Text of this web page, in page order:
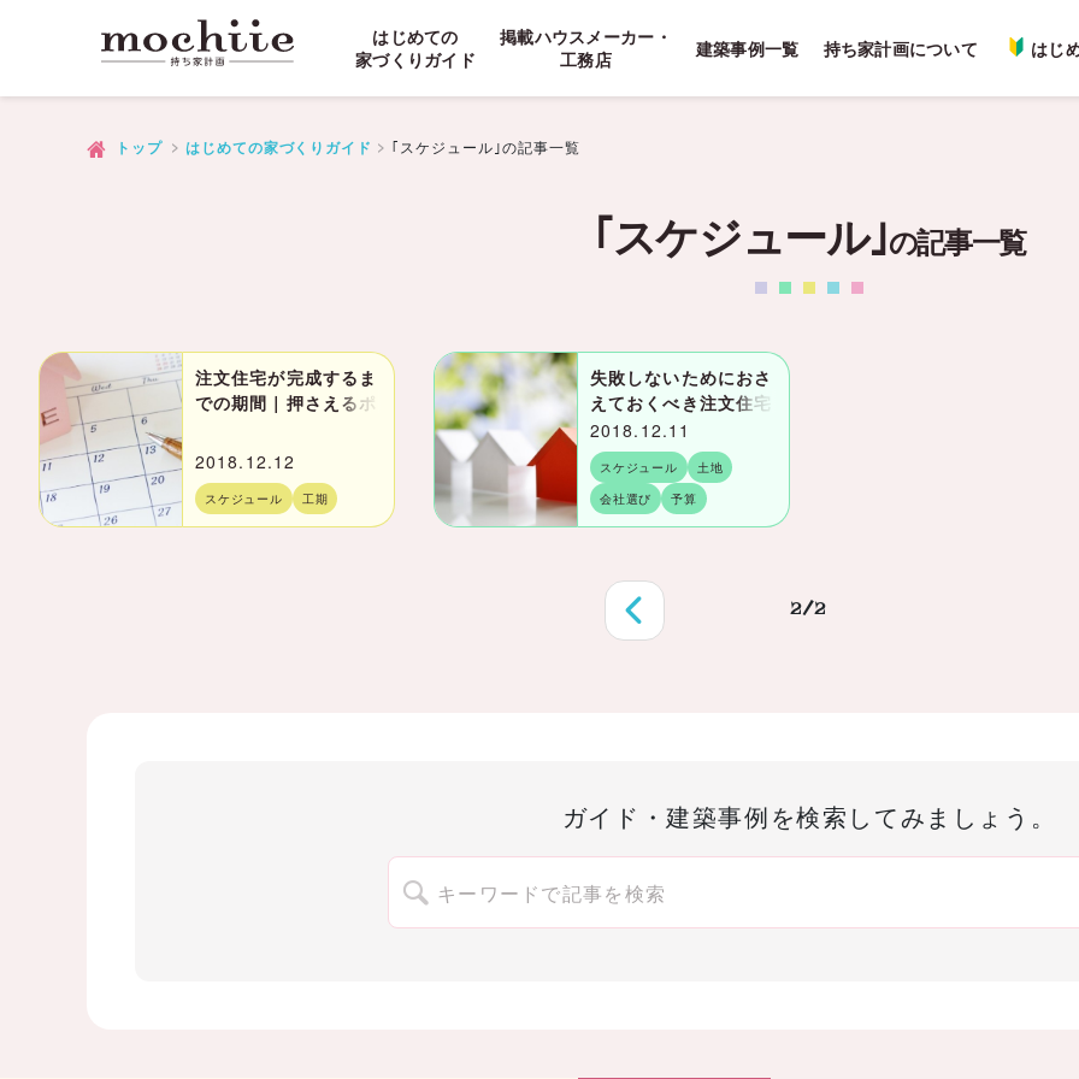
はじめての
家づくりガイド
掲載ハウスメーカー・
工務店
建築事例一覧 持ち家計画について はじ
トップ はじめての家づくりガイド ｢スケジュール｣の記事一覧
｢スケジュール｣の記事一覧
注文住宅が完成するま
での期間｜押さえるポ
まで
2018.12.12
スケジュール 工期
失敗しないためにおさ
えておくべき注文住宅
を建てるポイント30
2018.12.11
スケジュール
土地
会社選び
予算
2/2
ガイド・建築事例を検索してみましょう。